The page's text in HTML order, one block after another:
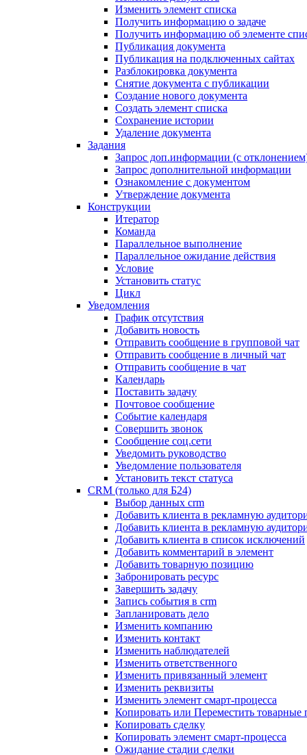
Изменить элемент списка
Получить информацию о задаче
Получить информацию об элементе
Публикация документа
Публикация на подключенных сайтах
Разблокировка документа
Снятие документа с публикации
Создание нового документа
Создать элемент списка
Сохранение истории
Удаление документа
Задания
Запрос доп.информации (с
Запрос дополнительной информации
Ознакомление с документом
Утверждение документа
Конструкции
Итератор
Команда
Параллельное выполнение
Параллельное ожидание действия
Условие
Установить статус
Цикл
Уведомления
График отсутствия
Добавить новость
Отправить сообщение в групповой чат
Отправить сообщение в личный чат
Отправить сообщение в чат
Календарь
Поставить задачу
Почтовое сообщение
Событие календаря
Совершить звонок
Сообщение соц.сети
Уведомить руководство
Уведомление пользователя
Установить текст статуса
CRM (только для Б24)
Выбор данных crm
Добавить клиента в рекламную
Добавить клиента в рекламную
Добавить клиента в список исключений
Добавить комментарий в элемент
Добавить товарную позицию
Забронировать ресурс
Завершить задачу
Запись события в crm
Запланировать дело
Изменить компанию
Изменить контакт
Изменить наблюдателей
Изменить ответственного
Изменить привязанный элемент
Изменить реквизиты
Изменить элемент смарт-процесса
Копировать или Переместить товарные
Копировать сделку
Копировать элемент смарт-процесса
Ожидание стадии сделки